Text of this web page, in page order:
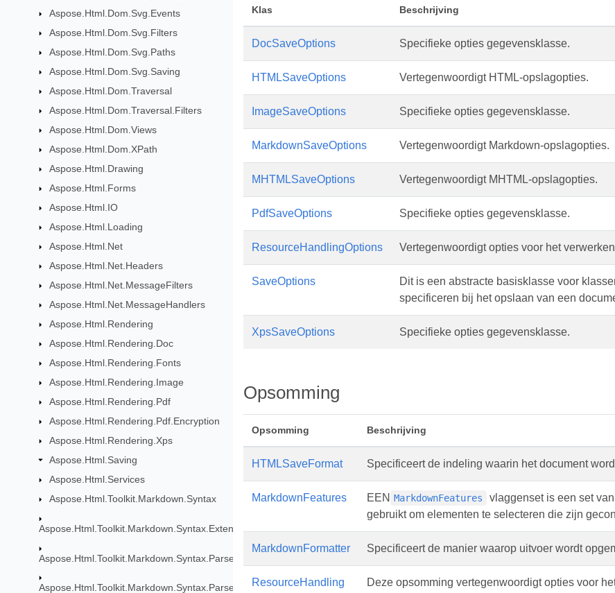
Aspose.Html.Dom.Svg.Events
Aspose.Html.Dom.Svg.Filters
Aspose.Html.Dom.Svg.Paths
Aspose.Html.Dom.Svg.Saving
Aspose.Html.Dom.Traversal
Aspose.Html.Dom.Traversal.Filters
Aspose.Html.Dom.Views
Aspose.Html.Dom.XPath
Aspose.Html.Drawing
Aspose.Html.Forms
Aspose.Html.IO
Aspose.Html.Loading
Aspose.Html.Net
Aspose.Html.Net.Headers
Aspose.Html.Net.MessageFilters
Aspose.Html.Net.MessageHandlers
Aspose.Html.Rendering
Aspose.Html.Rendering.Doc
Aspose.Html.Rendering.Fonts
Aspose.Html.Rendering.Image
Aspose.Html.Rendering.Pdf
Aspose.Html.Rendering.Pdf.Encryption
Aspose.Html.Rendering.Xps
Aspose.Html.Saving
Aspose.Html.Services
Aspose.Html.Toolkit.Markdown.Syntax
Aspose.Html.Toolkit.Markdown.Syntax.Extensions
Aspose.Html.Toolkit.Markdown.Syntax.Parser
Aspose.Html.Toolkit.Markdown.Syntax.Parser.Extensions.GFM
Klas Beschrijving
DocSaveOptions Specifieke opties gegevensklasse.
HTMLSaveOptions Vertegenwoordigt HTML-opslagopties.
ImageSaveOptions Specifieke opties gegevensklasse.
MarkdownSaveOptions Vertegenwoordigt Markdown-opslagopties.
MHTMLSaveOptions Vertegenwoordigt MHTML-opslagopties.
PdfSaveOptions Specifieke opties gegevensklasse.
ResourceHandlingOptions Vertegenwoordigt opties voor het
SaveOptions
Dit is een abstracte basisklasse voor
specificeren bij het opslaan van een
XpsSaveOptions Specifieke opties gegevensklasse.
Opsomming
Opsomming Beschrijving
HTMLSaveFormat Specificeert de indeling waarin het document
MarkdownFeatures EEN MarkdownFeatures
vlaggenset is een set
gebruikt om elementen te selecteren die zijn
MarkdownFormatter Specificeert de manier waarop uitvoer wordt
ResourceHandling Deze opsomming vertegenwoordigt opties voor